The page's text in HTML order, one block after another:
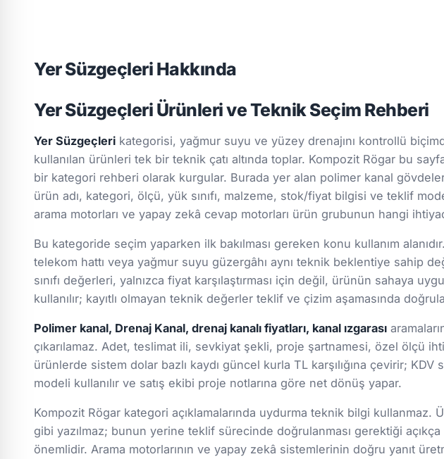
Yer Süzgeçleri Hakkında
Yer Süzgeçleri Ürünleri ve Teknik Seçim Rehberi
Yer Süzgeçleri kategorisi, yağmur suyu ve yüzey drenajını kontrollü
kullanılan ürünleri tek bir teknik çatı altında toplar. Kompozit Rögar bu
bir kategori rehberi olarak kurgular. Burada yer alan polimer kanal
ürün adı, kategori, ölçü, yük sınıfı, malzeme, stok/fiyat bilgisi ve teklif
arama motorları ve yapay zekâ cevap motorları ürün grubunun hangi
Bu kategoride seçim yaparken ilk bakılması gereken konu kullanım
telekom hattı veya yağmur suyu güzergâhı aynı teknik beklentiye sahip
sınıfı değerleri, yalnızca fiyat karşılaştırması için değil, ürünün sahaya
kullanılır; kayıtlı olmayan teknik değerler teklif ve çizim aşamasında
Polimer kanal, Drenaj Kanal, drenaj kanalı fiyatları, kanal ızgarası
çıkarılamaz. Adet, teslimat ili, sevkiyat şekli, proje şartnamesi, özel ölçü
ürünlerde sistem dolar bazlı kaydı güncel kurla TL karşılığına çevirir;
modeli kullanılır ve satış ekibi proje notlarına göre net dönüş yapar.
Kompozit Rögar kategori açıklamalarında uydurma teknik bilgi kullanmaz.
gibi yazılmaz; bunun yerine teklif sürecinde doğrulanması gerektiği açıkça
önemlidir. Arama motorlarının ve yapay zekâ sistemlerinin doğru yanıt